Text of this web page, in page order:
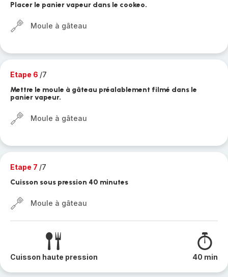
Placer le panier vapeur dans le cookeo.
Moule à gâteau
Etape 6 /7
Mettre le moule à gâteau préalablement filmé dans le
panier vapeur.
Moule à gâteau
Etape 7 /7
Cuisson sous pression 40 minutes
Moule à gâteau
Cuisson haute pression 40 min